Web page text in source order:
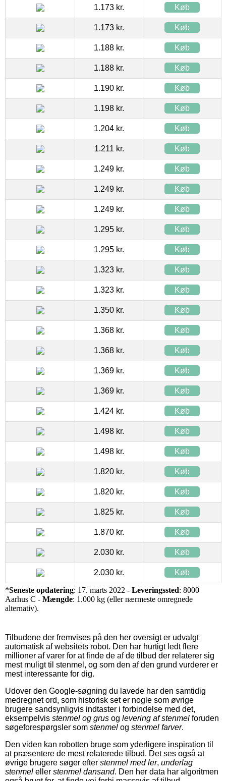
1.173 kr. Køb
1.173 kr. Køb
1.188 kr. Køb
1.188 kr. Køb
1.190 kr. Køb
1.198 kr. Køb
1.204 kr. Køb
1.211 kr. Køb
1.249 kr. Køb
1.249 kr. Køb
1.249 kr. Køb
1.295 kr. Køb
1.295 kr. Køb
1.323 kr. Køb
1.323 kr. Køb
1.350 kr. Køb
1.368 kr. Køb
1.368 kr. Køb
1.369 kr. Køb
1.369 kr. Køb
1.424 kr. Køb
1.498 kr. Køb
1.498 kr. Køb
1.820 kr. Køb
1.820 kr. Køb
1.825 kr. Køb
1.870 kr. Køb
2.030 kr. Køb
2.030 kr. Køb
*Seneste opdatering: 17. marts 2022 - Leveringssted: 8000
Aarhus C - Mængde: 1.000 kg (eller nærmeste omregnede
alternativ).
Tilbudene der fremvises på den her oversigt er udvalgt
automatisk af websitets robot. Den har hurtigt ledt flere
millioner af varer for at finde de af de tilbud der relaterer sig
mest muligt til stenmel, og som den af den grund vurderer er
mest interessante for dig.
Udover den Google-søgning du lavede har den samtidig
medregnet ord, som historisk set er nogle som øvrige
brugere sandsynligvis indtaster i forbindelse med det,
eksempelvis stenmel og grus og levering af stenmel foruden
søgeforespørgsler som stenmel og stenmel farver.
Den viden kan robotten bruge som yderligere inspiration til
at præsentere de mest relaterede tilbud. Det ses også at
øvrige brugere søger efter stenmel med ler, underlag
stenmel eller stenmel dansand. Den her data har algoritmen